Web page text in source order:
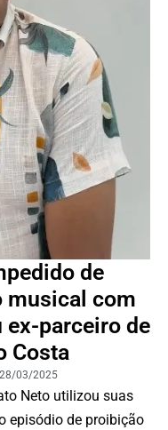
de
musical com
ex-parceiro de
Costa
28/03/2025
Neto utilizou suas
episódio de proibição